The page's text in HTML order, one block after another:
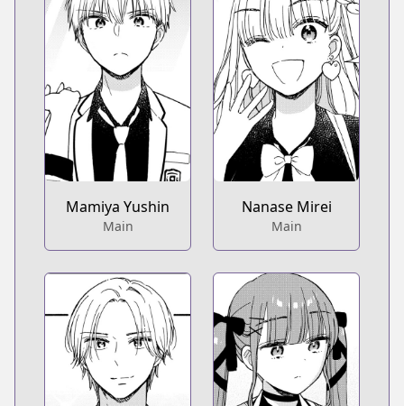
Mamiya Yushin
Main
Nanase Mirei
Main